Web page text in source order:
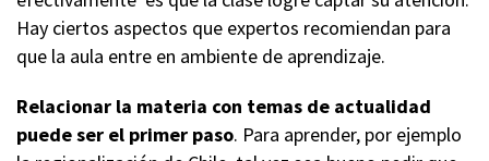
Hay ciertos aspectos que expertos recomiendan para
que la aula entre en ambiente de aprendizaje.
Relacionar la materia con temas de actualidad
puede ser el primer paso. Para aprender, por ejemplo